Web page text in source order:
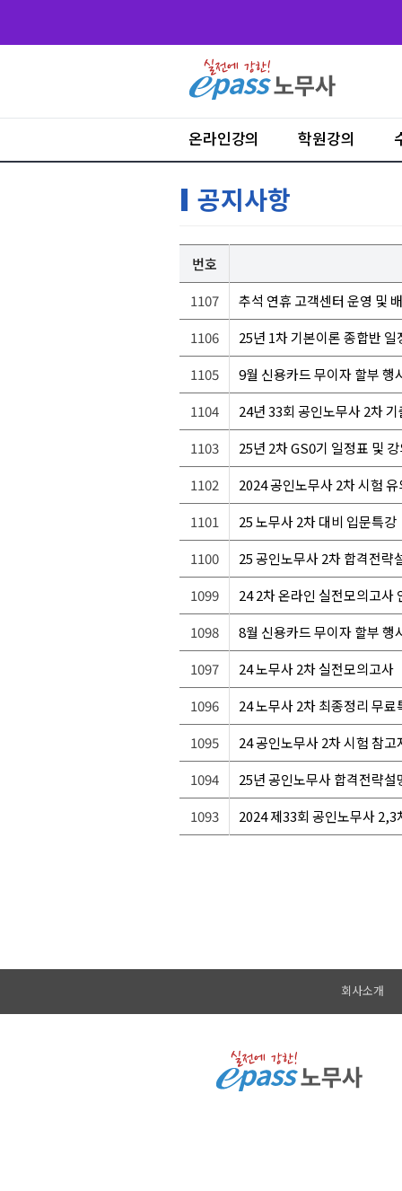
온라인강의 학원강의
공지사항
번호
1107
추석 연휴 고객센터 운영 및
1106
25년 1차 기본이론 종합반 일
1105
9월 신용카드 무이자 할부 행
1104
24년 33회 공인노무사 2차
1103
25년 2차 GS0기 일정표 및
1102
2024 공인노무사 2차 시험
1101
25 노무사 2차 대비 입문특강
1100
25 공인노무사 2차 합격전략
1099
24 2차 온라인 실전모의고사
1098
8월 신용카드 무이자 할부 행
1097
24 노무사 2차 실전모의고사
1096
24 노무사 2차 최종정리 무료
1095
24 공인노무사 2차 시험 참고
1094
25년 공인노무사 합격전략
1093
2024 제33회 공인노무사 2,3
회사소개